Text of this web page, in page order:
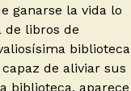
ganarse la vida lo
de libros de
biblioteca
de aliviar sus
biblioteca, aparece